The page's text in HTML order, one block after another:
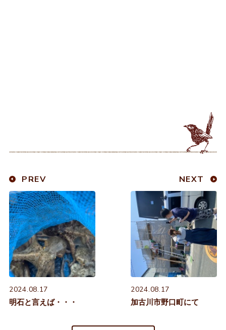
PREV
2024.08.17
明石と言えば・・・
NEXT
2024.08.17
加古川市野口町にて